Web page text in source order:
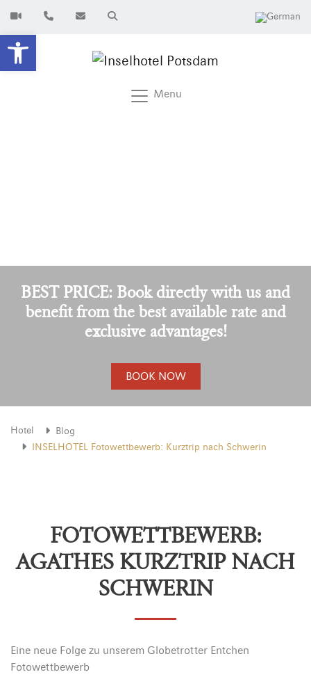
Open toolbar
Menu
BEST PRICE: Book directly with us and
benefit from the best available rate and
exclusive advantages!
BOOK NOW
Hotel
Blog
INSELHOTEL Fotowettbewerb: Kurztrip nach Schwerin
FOTOWETTBEWERB:
AGATHES KURZTRIP NACH
SCHWERIN
Eine neue Folge zu unserem Globetrotter Entchen
Fotowettbewerb